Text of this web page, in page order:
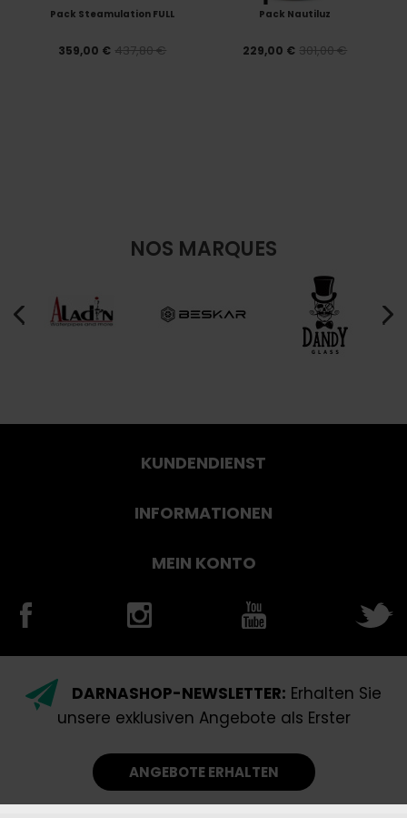
Pack Steamulation FULL
359,00 € 437,80 €
Pack Nautiluz
229,00 € 301,00 €
NOS MARQUES
KUNDENDIENST
INFORMATIONEN
MEIN KONTO
DARNASHOP-NEWSLETTER: Erhalten Sie
unsere exklusiven Angebote als Erster
ANGEBOTE ERHALTEN